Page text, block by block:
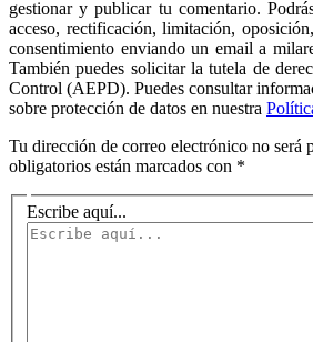
gestionar y publicar tu comentario.
acceso, rectificación, limitación,
consentimiento enviando un email a
También puedes solicitar la tutela de
Control (AEPD). Puedes consultar
sobre protección de datos en nuestra
Tu dirección de correo electrónico no será
obligatorios están marcados con *
Escribe aquí...